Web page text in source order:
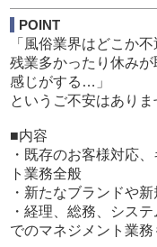
主な業務内容は以下の
【社員】
- お客様の電話応対
- 簡単なPC業務
- 女性やドライバーと
- キャストの出勤管理
- 備品管理や清掃
覚えるスピードが速
役職が上がればさら
しています。
POINT
「風俗業界はどこか
残業多かったり休み
感じがする…」
というご不安はありま
■内容
・既存のお客様対応
ト業務全般
・新たなブランドや
・経理、総務、シス
でのマネジメント業務